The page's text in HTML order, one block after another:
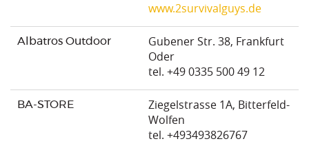
www.2survivalguys.de
Albatros Outdoor
Gubener Str. 38, Frankfurt
Oder
tel. +49 0335 500 49 12
BA-STORE
Ziegelstrasse 1A, Bitterfeld-
Wolfen
tel. +493493826767